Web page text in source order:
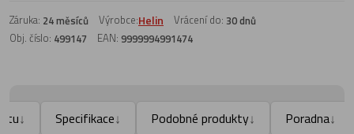
Záruka: 24 měsíců Výrobce:Helin Vrácení do: 30 dnů
Obj. číslo: 499147 EAN: 9999994991474
↓ Specifikace↓ Podobné produkty↓ Poradna↓